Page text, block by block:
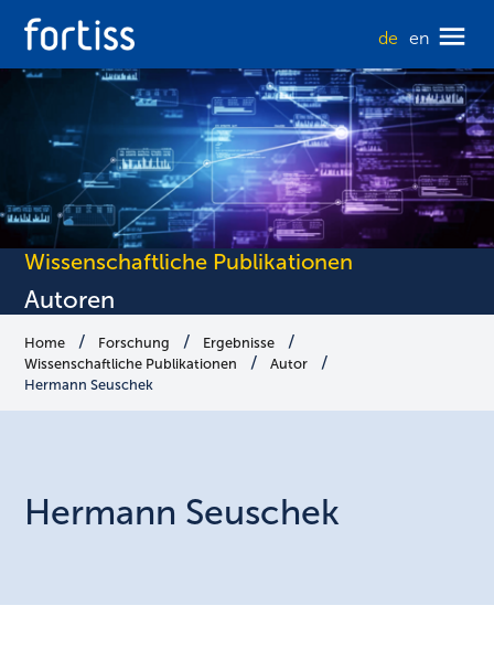
de en
Wissenschaftliche Publikationen
Autoren
Home Forschung
Ergebnisse
Wissenschaftliche Publikationen
Autor
Hermann Seuschek
Hermann Seuschek